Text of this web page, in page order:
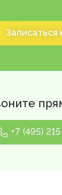
+7 (495)
Записаться